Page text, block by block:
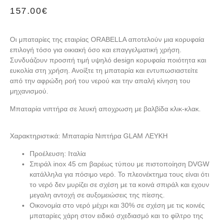
157.00€
Οι μπαταρίες της εταιρίας ORABELLA αποτελούν μια κορυφαία
επιλογή τόσο για οικιακή όσο και επαγγελματική χρήση.
Συνδυάζουν προσιτή τιμή υψηλό design κορυφαία ποιότητα και
ευκολία στη χρήση. Ανοίξτε τη μπαταρία και εντυπωσιαστείτε
από την αφρώδη ροή του νερού και την απαλή κίνηση του
μηχανισμού.
Μπαταρία νιπτήρα σε λευκή αποχρωση με βαλβίδα κλικ-κλακ.
Χαρακτηριστικά: Μπαταρία Νιπτήρα GLAM ΛΕΥΚΗ
Προέλευση: Ιταλία
Σπιράλ inox 45 cm βαρέως τύπου με πιστοποίηση DVGW
κατάλληλα για πόσιμο νερό. Το πλεονέκτημα τους είναι ότι
το νερό δεν μυρίζει σε σχέση με τα κοινά σπιράλ και εχουν
μεγαλη αντοχή σε αυξομειώσεις της πίεσης.
Οικονομία στο νερό μέχρι και 30% σε σχέση με τις κοινές
μπαταρίες χάρη στον ειδικό σχεδιασμό και το φίλτρο της